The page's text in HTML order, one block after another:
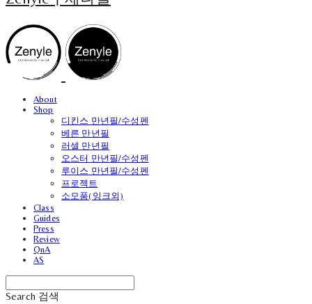
About
Shop
디킨스 만년필/수성펜
베른 만년필
러셀 만년필
오스터 만년필/수성펜
루이스 만년필/수성펜
프로젝트
소모품(잉크외)
Class
Guides
Press
Review
QnA
AS
Search 검색